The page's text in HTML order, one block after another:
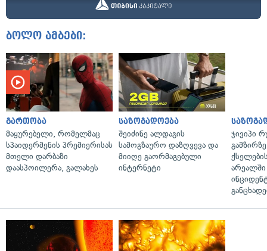
ბოლო ამბები:
გართობა
მაყურებელი, რომელმაც
სპაიდერმენის პრემიერისას
მთელი დარბაზი
დაასპოილერა, გალახეს
საზოგადოება
შეიძინე ალდაგის
სამოგზაურო დაზღვევა და
მიიღე გაორმაგებული
ინტერნეტი
ჯივიპი